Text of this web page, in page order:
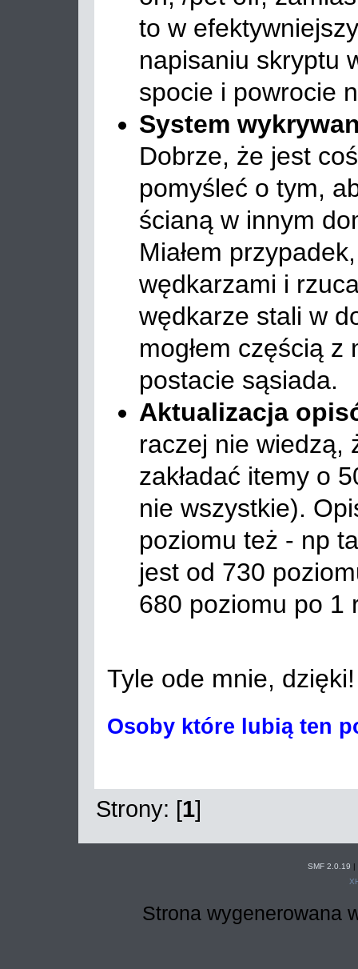
to w
napisaniu skryptu
spocie i powrocie
System
Dobrze, że jest
pomyśleć o tym,
ścianą w innym
Miałem
wędkarzami i
wędkarze stali w
mogłem częścią z
postacie sąsiada.
Aktualizacja
raczej nie wiedzą,
zakładać itemy o
nie wszystkie).
poziomu też - np
jest od 730
680 poziomu po 1
Tyle ode mnie,
Osoby które lubią ten
Strony: [1]
SMF 2.0.19 |
Strona wygenerowana